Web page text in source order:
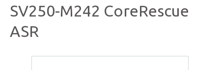
SV250-M242 CoreRescue
ASR